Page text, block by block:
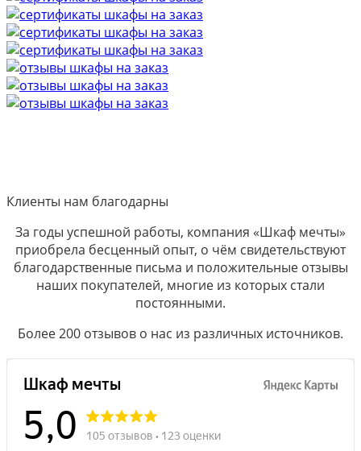
Клиенты нам благодарны
За годы успешной работы, компания «Шкаф мечты»
приобрела бесценный опыт, о чём свидетельствуют
благодарственные письма и положительные отзывы
наших покупателей, многие из которых стали
постоянными.
Более 200 отзывов о нас из различных источников.